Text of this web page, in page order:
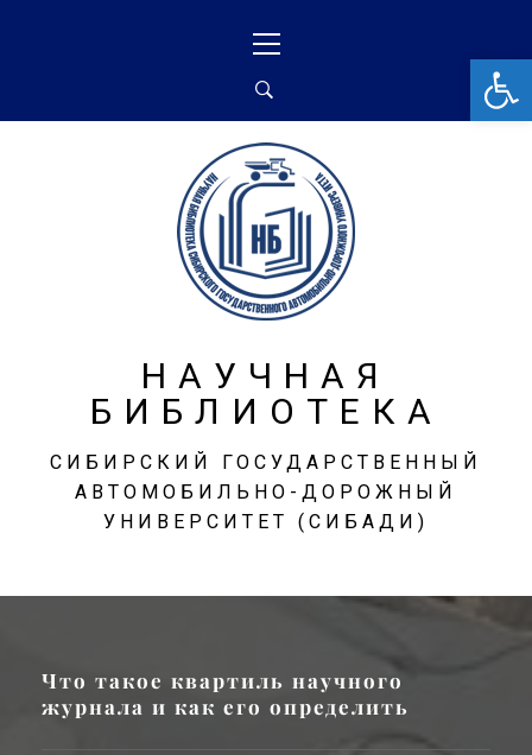
НАУЧНАЯ
БИБЛИОТЕКА
СИБИРСКИЙ ГОСУДАРСТВЕННЫЙ
АВТОМОБИЛЬНО-ДОРОЖНЫЙ
УНИВЕРСИТЕТ (СИБАДИ)
Что такое квартиль научного
журнала и как его определить